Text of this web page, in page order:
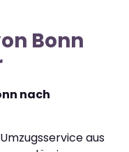
Bonn
nach
aus